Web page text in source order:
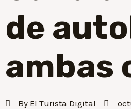
de
ambas
By El Turista Digital